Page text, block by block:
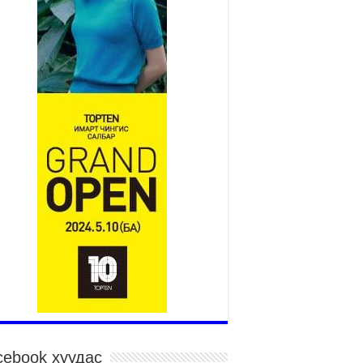
Үндэсний их баяр наадам
эхэллээ
2026 оны 7 сар 15 / 11 цаг 14 минут
усны аюулаас сэргийлж, нийслэлийн Онцгой
газрын 162 алба хаагч үүрэг гүйцэтгэж
оны 7 сар 15 / 11 цаг 07 минут
их сурын харваанд 850 харваач цэц
сорьж байна
оны 7 сар 15 / 11 цаг 03 минут
цэнгэлдэхийн эргэн тойронд
оны 7 сар 15 / 10 цаг 58 минут
их баяр наадмын шагайн харваа
хүрэгчдийн багийн харваагаар
оны 7 сар 15 / 10 цаг 52 минут
их баяр наадмын хүчит бөхийн
хуудас